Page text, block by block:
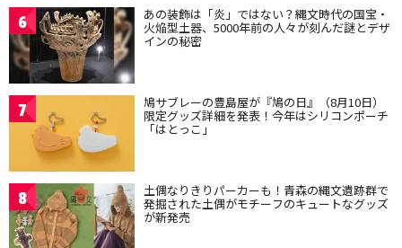
6 あの装飾は「炎」ではない？縄文時代の国宝・
火焔型土器、5000年前の人々が刻んだ謎とデザ
インの秘密
7 鳩サブレーの豊島屋が『鳩の日』（8月10日）
限定グッズ詳細を発表！今年はシリコンポーチ
「はとっこ」
8 土偶なりきりパーカーも！青森の縄文遺跡群で
発掘された土偶がモチーフのキュートなグッズ
が新発売